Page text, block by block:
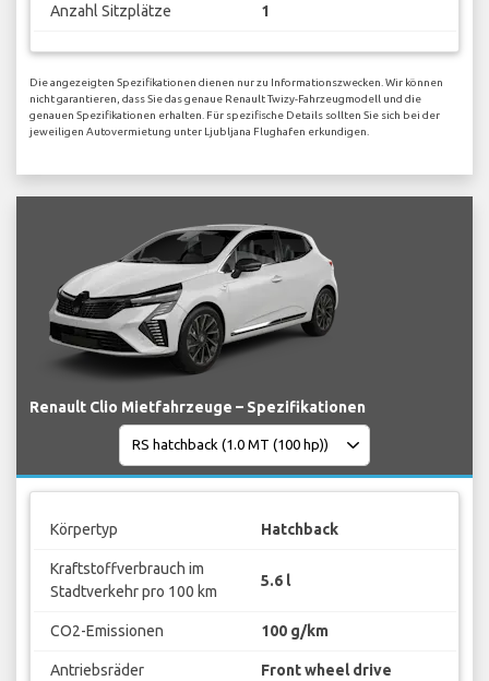
Anzahl Sitzplätze 1
Die angezeigten Spezifikationen dienen nur zu Informationszwecken. Wir können
nicht garantieren, dass Sie das genaue Renault Twizy-Fahrzeugmodell und die
genauen Spezifikationen erhalten. Für spezifische Details sollten Sie sich bei der
jeweiligen Autovermietung unter Ljubljana Flughafen erkundigen.
Renault Clio Mietfahrzeuge – Spezifikationen
Körpertyp Hatchback
Kraftstoffverbrauch im
Stadtverkehr pro 100 km
5.6 l
CO2-Emissionen 100 g/km
Antriebsräder Front wheel drive